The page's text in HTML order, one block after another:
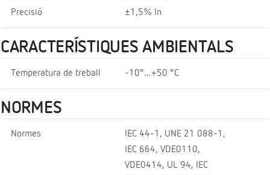
Precisió ±1,5% In
CARACTERÍSTIQUES AMBIENTALS
Temperatura de treball -10°...+50 °C
NORMES
Normes
IEC 44-1, UNE 21 088-1,
IEC 664, VDE0110,
VDE0414, UL 94, IEC